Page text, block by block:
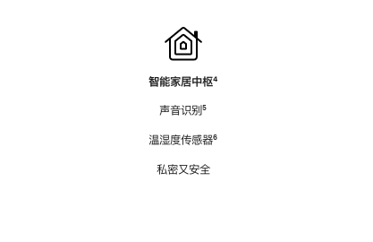
智能家居中枢脚
⁴
声音识别脚
⁵
温湿度传感器脚
⁶
私密又安全